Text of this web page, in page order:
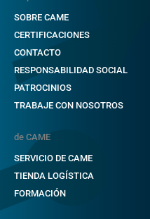
SOBRE CAME
CERTIFICACIONES
CONTACTO
RESPONSABILIDAD SOCIAL
PATROCINIOS
TRABAJE CON NOSOTROS
de CAME
SERVICIO DE CAME
TIENDA LOGÍSTICA
FORMACIÓN